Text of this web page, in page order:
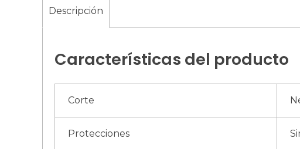
Descripción
Características del producto
Corte
Protecciones